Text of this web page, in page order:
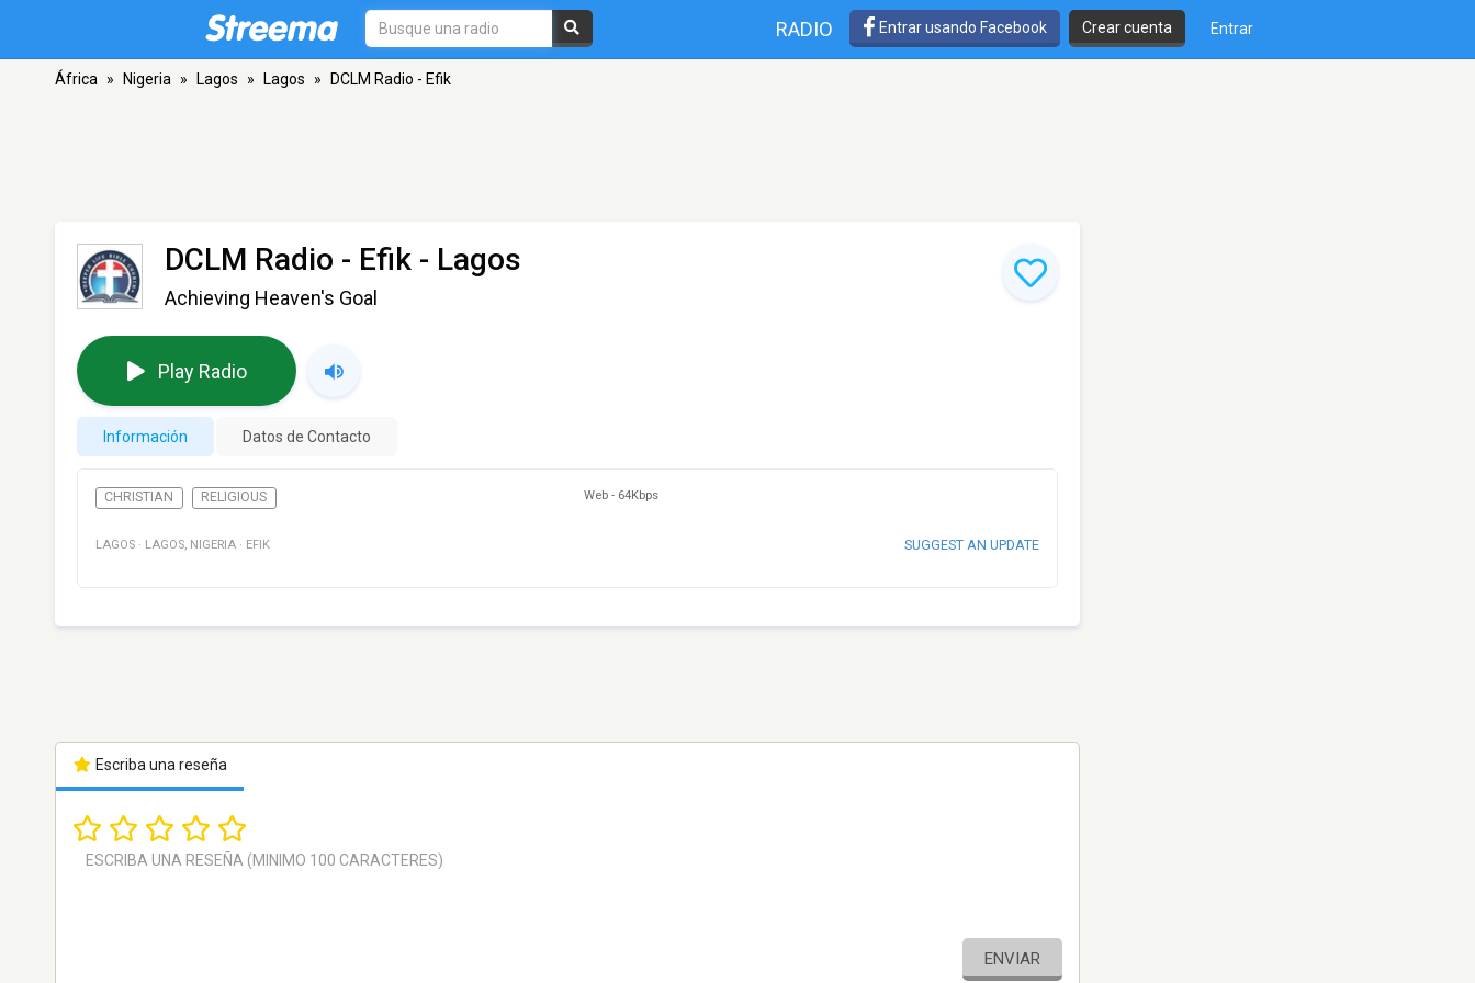
RADIO Entrar usando Facebook Crear cuenta Entrar
África » Nigeria » Lagos » Lagos » DCLM Radio - Efik
DCLM Radio - Efik - Lagos
Achieving Heaven's Goal
Play Radio
Información Datos de Contacto
CHRISTIAN RELIGIOUS Web - 64Kbps
LAGOS · LAGOS, NIGERIA · EFIK SUGGEST AN UPDATE
Escriba una reseña
ENVIAR